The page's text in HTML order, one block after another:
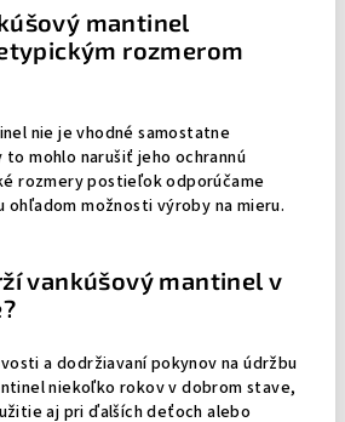
mantinel
rozmerom
nie je vhodné samostatne
mohlo narušiť jeho ochrannú
rozmery postieľok odporúčame
možnosti výroby na mieru.
vankúšový mantinel v
a dodržiavaní pokynov na údržbu
niekoľko rokov v dobrom stave,
aj pri ďalších deťoch alebo